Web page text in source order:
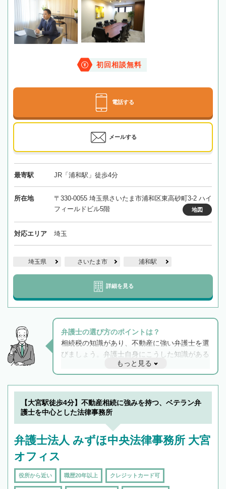
初回相談無料
電話する
メールする
最寄駅 JR「浦和駅」徒歩4分
所在地
〒330-0055 埼玉県さいたま市浦和区東高砂町3-2 ハイ
フィールドビル5階
地図
対応エリア 埼玉
埼玉県 さいたま市 浦和駅
詳細を見る
弁護士の選び方のポイントは？
相続税の知識があり、不動産に強い弁護士を選
びましょう。弁護士自身にこうした知識がある
と他士業との連携もスムーズに進み、トラブル
解決のみならず相続をトータルで任せることが
できます。また、相続は感情がからむ分野なの
でフィーリングも重要です。実際に電話や面談
で複数の弁護士と会話をしてウマが合う方に依
もっと見る
【大宮駅徒歩4分】不動産相続に強みを持つ、ベテラン弁
護士を中心とした法律事務所
弁護士法人 みずほ中央法律事務所 大宮
オフィス
役所から近い 職歴20年以上 クレジットカード可